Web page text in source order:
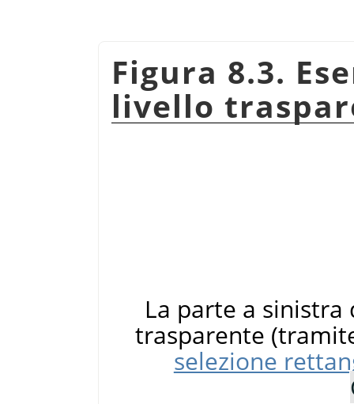
Figura 8.3.
livello
La parte a
trasparente
selezione